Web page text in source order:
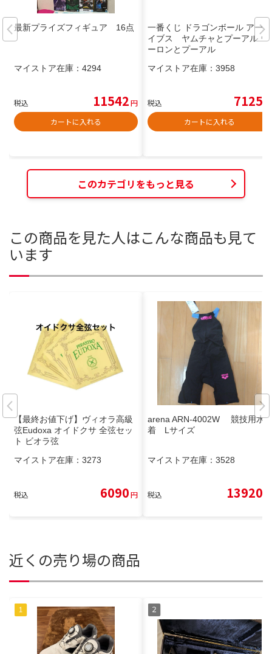
最新プライズフィギュア 16点
マイストア在庫： 4294
税込 11542円
カートに入れる
一番くじ ドラゴンボール アーカ
イブス ヤムチャとプーアル ウ
ーロンとプーアル
マイストア在庫： 3958
税込 7125
カートに入れる
このカテゴリをもっと見る
この商品を見た人はこんな商品も見て
います
【最終お値下げ】ヴィオラ高級
弦Eudoxa オイドクサ 全弦セッ
ト ビオラ弦
マイストア在庫： 3273
税込 6090円
arena ARN-4002W 競技用水
着 Lサイズ
マイストア在庫： 3528
税込 13920
近くの売り場の商品